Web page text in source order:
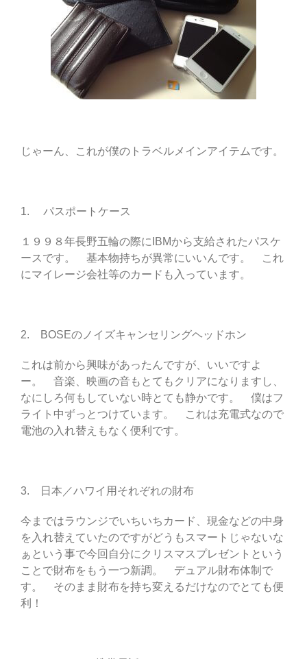
じゃーん、これが僕のトラベルメインアイテムです。
1. パスポートケース
１９９８年長野五輪の際にIBMから支給されたパスケ
ースです。 基本物持ちが異常にいいんです。 これ
にマイレージ会社等のカードも入っています。
2. BOSEのノイズキャンセリングヘッドホン
これは前から興味があったんですが、いいですよ
ー。 音楽、映画の音もとてもクリアになりますし、
なにしろ何もしていない時とても静かです。 僕はフ
ライト中ずっとつけています。 これは充電式なので
電池の入れ替えもなく便利です。
3. 日本／ハワイ用それぞれの財布
今まではラウンジでいちいちカード、現金などの中身
を入れ替えていたのですがどうもスマートじゃないな
ぁという事で今回自分にクリスマスプレゼントという
ことで財布をもう一つ新調。 デュアル財布体制で
す。 そのまま財布を持ち変えるだけなのでとても便
利！